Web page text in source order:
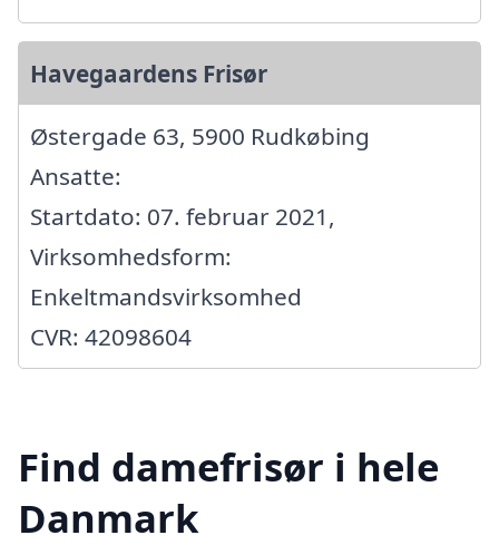
Havegaardens Frisør
Østergade 63, 5900 Rudkøbing
Ansatte:
Startdato: 07. februar 2021,
Virksomhedsform:
Enkeltmandsvirksomhed
CVR: 42098604
Find damefrisør i hele
Danmark